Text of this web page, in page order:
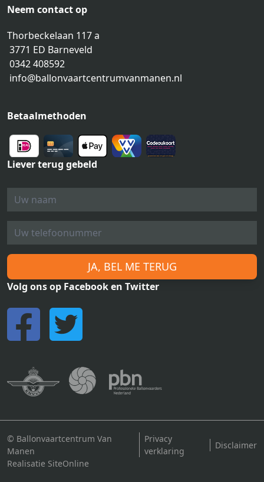
Neem contact op
Thorbeckelaan 117 a
3771 ED Barneveld
0342 408592
info@ballonvaartcentrumvanmanen.nl
Betaalmethoden
Liever terug gebeld
JA, BEL ME TERUG
Volg ons op Facebook en Twitter
© Ballonvaartcentrum Van
Manen
Privacy
verklaring
Disclaimer
Realisatie SiteOnline